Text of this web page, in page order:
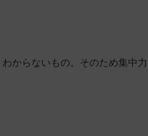
からないもの。そのため集中力